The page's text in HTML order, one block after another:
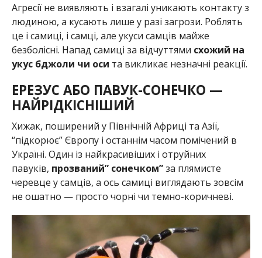
Агресії не виявляють і взагалі уникають контакту з
людиною, а кусають лише у разі загрози. Роблять
це і самиці, і самці, але укуси самців майже
безболісні. Напад самиці за відчуттями схожий на
укус бджоли чи оси та викликає незначні реакції.
ЕРЕЗУС АБО ПАВУК-СОНЕЧКО —
НАЙРІДКІСНІШИЙ
Хижак, поширений у Північній Африці та Азії,
“підкорює” Європу і останнім часом помічений в
Україні. Один із найкрасивіших і отруйних
павуків, прозваний” сонечком”за плямисте
черевце у самців, а ось самиці виглядають зовсім
не ошатно — просто чорні чи темно-коричневі.